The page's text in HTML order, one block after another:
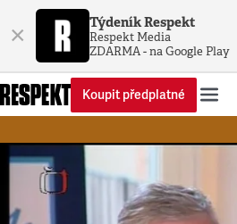
× Týdeník Respekt
Respekt Media
ZDARMA - na Google Play
Koupit předplatné